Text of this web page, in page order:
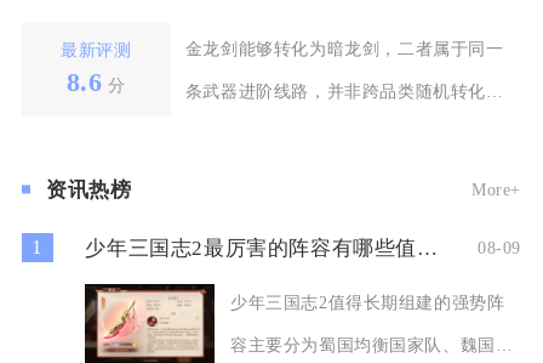
最新评测
8.6 分
金龙剑能够转化为暗龙剑，二者属于同一
条武器进阶线路，并非跨品类随机转化，
资讯热榜 More+
1 少年三国志2最厉害的阵容有哪些值得组建 08-09
少年三国志2值得长期组建的强势阵
容主要分为蜀国均衡国家队、魏国控